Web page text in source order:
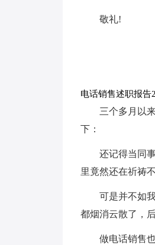
敬礼!
电话销售述职报告2
三个多月以
下：
还记得当同
里竟然还在祈祷
可是并不如
都烟消云散了，
做电话销售